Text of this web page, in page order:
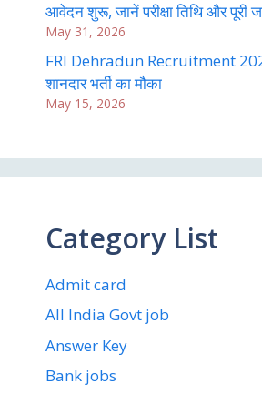
आवेदन शुरू, जानें परीक्षा तिथि और पूरी
May 31, 2026
FRI Dehradun Recruitment
शानदार भर्ती का मौका
May 15, 2026
Category List
Admit card
All India Govt job
Answer Key
Bank jobs